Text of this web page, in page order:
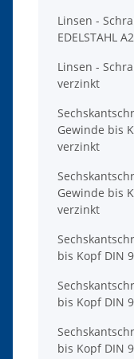
Linsen -
EDELSTAHL A2
Linsen -
verzinkt
Gewinde bis
verzinkt
Gewinde bis
verzinkt
bis Kopf DIN
bis Kopf DIN
bis Kopf DIN